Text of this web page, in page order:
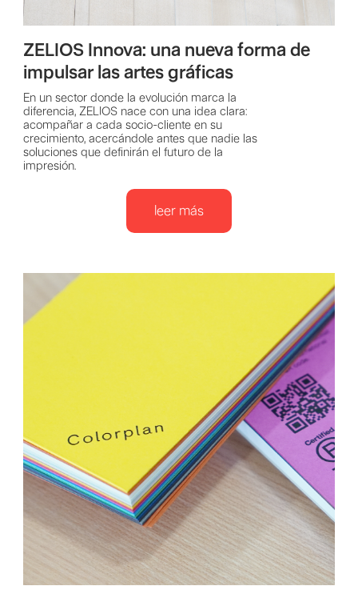
ZELIOS Innova: una nueva forma de
impulsar las artes gráficas
En un sector donde la evolución marca la
diferencia, ZELIOS nace con una idea clara:
acompañar a cada socio-cliente en su
crecimiento, acercándole antes que nadie las
soluciones que definirán el futuro de la
impresión.
leer más